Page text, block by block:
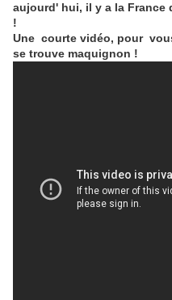
aujourd' hui, il y a la France
!
Une courte vidéo, pour
se trouve maquignon !